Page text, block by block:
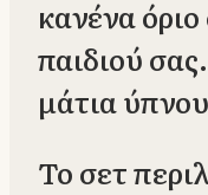
κανένα
παιδιού
μάτια
Το σετ